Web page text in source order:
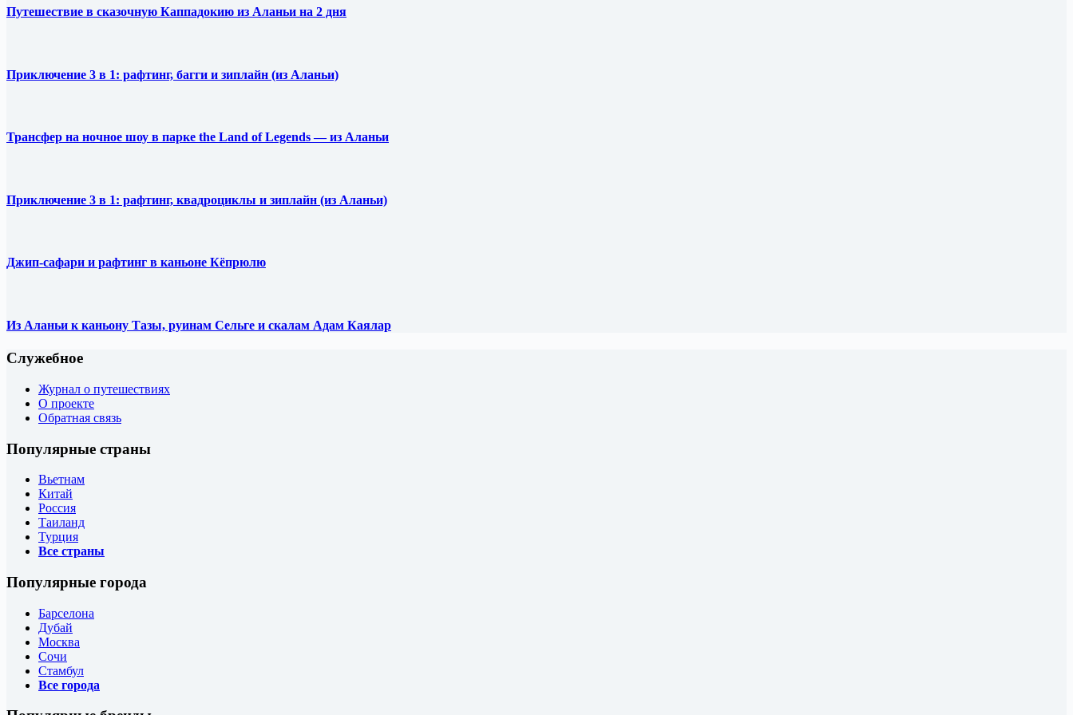
Путешествие в сказочную Каппадокию из Аланьи на 2 дня
Приключение 3 в 1: рафтинг, багги и зиплайн (из Аланьи)
Трансфер на ночное шоу в парке the Land of Legends — из Аланьи
Приключение 3 в 1: рафтинг, квадроциклы и зиплайн (из Аланьи)
Джип-сафари и рафтинг в каньоне Кёпрюлю
Из Аланьи к каньону Тазы, руинам Сельге и скалам Адам Каялар
Служебное
Журнал о путешествиях
О проекте
Обратная связь
Популярные страны
Вьетнам
Китай
Россия
Таиланд
Турция
Все страны
Популярные города
Барселона
Дубай
Москва
Сочи
Стамбул
Все города